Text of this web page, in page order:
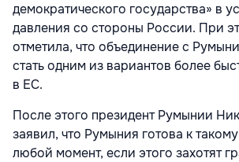
демократического государства» в
давления со стороны России. При
отметила, что объединение с
стать одним из вариантов более
в ЕС.
После этого президент Румынии
заявил, что Румыния готова к
любой момент, если этого захотят